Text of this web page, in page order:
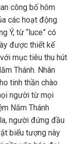
công bố hôm
các hoạt động
Ý, từ “luce” có
được thiết kế
mục tiêu thu hút
Thánh. Nhân
tinh thần chào
người từ mọi
Năm Thánh
người đứng đầu
biểu tượng này